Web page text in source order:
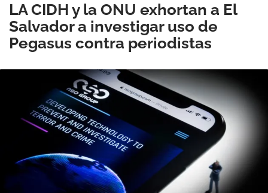
LA CIDH y la ONU exhortan a El
Salvador a investigar uso de
Pegasus contra periodistas